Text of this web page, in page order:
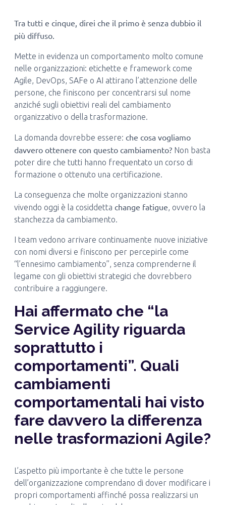
Tra tutti e cinque, direi che il primo è senza dubbio il
più diffuso.
Mette in evidenza un comportamento molto comune
nelle organizzazioni: etichette e framework come
Agile, DevOps, SAFe o AI attirano l’attenzione delle
persone, che finiscono per concentrarsi sul nome
anziché sugli obiettivi reali del cambiamento
organizzativo o della trasformazione.
La domanda dovrebbe essere: che cosa vogliamo
davvero ottenere con questo cambiamento?Non basta
poter dire che tutti hanno frequentato un corso di
formazione o ottenuto una certificazione.
La conseguenza che molte organizzazioni stanno
vivendo oggi è la cosiddetta change fatigue, ovvero la
stanchezza da cambiamento.
I team vedono arrivare continuamente nuove iniziative
con nomi diversi e finiscono per percepirle come
“l’ennesimo cambiamento”, senza comprenderne il
legame con gli obiettivi strategici che dovrebbero
contribuire a raggiungere.
Hai affermato che “la
Service Agility riguarda
soprattutto i
comportamenti”. Quali
cambiamenti
comportamentali hai visto
fare davvero la differenza
nelle trasformazioni Agile?
L’aspetto più importante è che tutte le persone
dell’organizzazione comprendano di dover modificare i
propri comportamenti affinché possa realizzarsi un